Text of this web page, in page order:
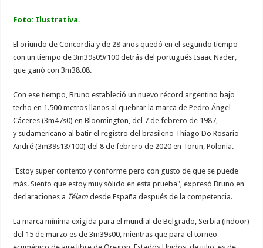
Foto: Ilustrativa.
El oriundo de Concordia y de 28 años quedó en el segundo tiempo
con un tiempo de 3m39s09/100 detrás del portugués Isaac Nader,
que ganó con 3m38.08.
Con ese tiempo, Bruno estableció un nuevo récord argentino bajo
techo en 1.500 metros llanos al quebrar la marca de Pedro Ángel
Cáceres (3m47s0) en Bloomington, del 7 de febrero de 1987,
y sudamericano al batir el registro del brasileño Thiago Do Rosario
André (3m39s13/100) del 8 de febrero de 2020 en Torun, Polonia.
"Estoy super contento y conforme pero con gusto de que se puede
más. Siento que estoy muy sólido en esta prueba", expresó Bruno en
declaraciones a Télamdesde España después de la competencia.
La marca mínima exigida para el mundial de Belgrado, Serbia (indoor)
del 15 de marzo es de 3m39s00, mientras que para el torneo